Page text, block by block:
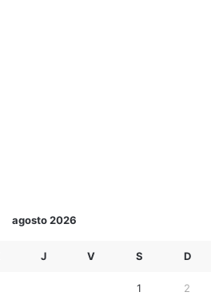
agosto 2026
J V S D
1 2